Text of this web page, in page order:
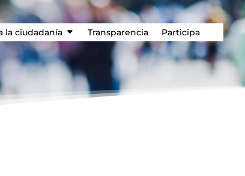
la ciudadanía Transparencia Participa